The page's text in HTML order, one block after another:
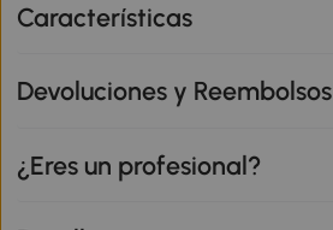
Características
Devoluciones y Reembolsos
¿Eres un profesional?